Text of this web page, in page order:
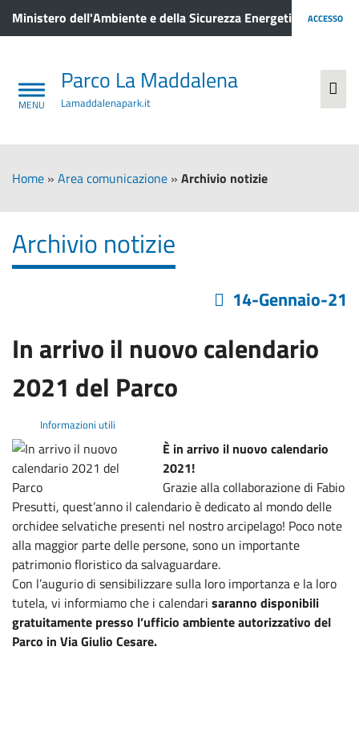
Ministero dell'Ambiente e della Sicurezza Energetica ACCESSO
Parco La Maddalena
Lamaddalenapark.it
Home » Area comunicazione » Archivio notizie
Archivio notizie
14-Gennaio-21
In arrivo il nuovo calendario
2021 del Parco
Informazioni utili
È in arrivo il nuovo calendario
2021!
Grazie alla collaborazione di Fabio
Presutti, quest’anno il calendario è dedicato al mondo delle
orchidee selvatiche presenti nel nostro arcipelago! Poco note
alla maggior parte delle persone, sono un importante
patrimonio floristico da salvaguardare.
Con l’augurio di sensibilizzare sulla loro importanza e la loro
tutela, vi informiamo che i calendari saranno disponibili
gratuitamente presso l’ufficio ambiente autorizzativo del
Parco in Via Giulio Cesare.